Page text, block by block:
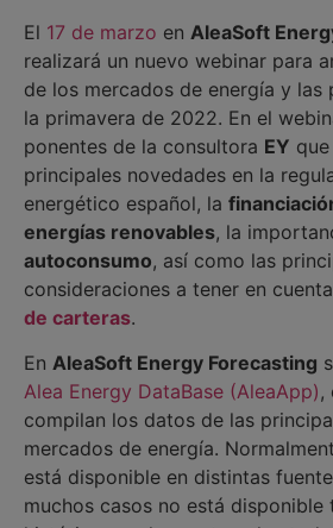
El 17 de marzo en AleaSoft
realizará un nuevo webinar para
de los mercados de energía y las
la primavera de 2022. En el
ponentes de la consultora EY
principales novedades en la
energético español, la
energías renovables, la
autoconsumo, así como las
consideraciones a tener en
de carteras.
En AleaSoft Energy Forecasting
Alea Energy DataBase (AleaApp),
compilan los datos de las
mercados de energía.
está disponible en distintas
muchos casos no está